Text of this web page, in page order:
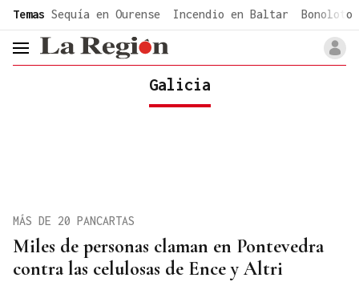
common.go-to-content
Temas Sequía en Ourense Incendio en Baltar Bonoloto
header.menu.open
Galicia
Miles de personas claman en Pontevedra
contra las celulosas de Ence y Altri
MÁS DE 20 PANCARTAS